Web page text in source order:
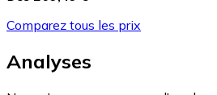
Comparez tous les prix
Analyses